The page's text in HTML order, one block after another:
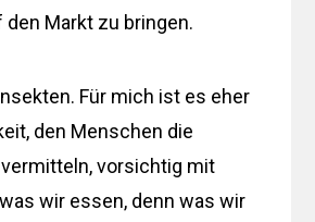
Markt zu bringen.
Für mich ist es eher
den Menschen die
vorsichtig mit
wir essen, denn was wir